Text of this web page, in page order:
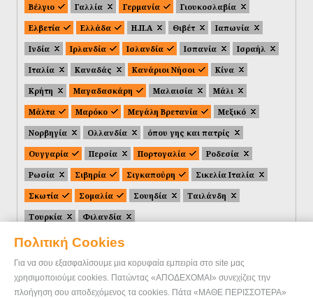
Πολιτική Cookies
Για να σου εξασφαλίσουμε μια κορυφαία εμπειρία στο site μας
χρησιμοποιούμε cookies. Πατώντας «ΑΠΟΔΕΧΟΜΑΙ» συνεχίζεις την
πλοήγηση σου αποδεχόμενος τα cookies. Πάτα «ΜΑΘΕ ΠΕΡΙΣΣΟΤΕΡΑ»
Βέλγιο
Γαλλία Γερμανία
Γιουκοσλαβία
Ελβετία
Ελλάδα Η.Π.Α Θιβέτ
Ιαπωνία
Ινδία
Ιρλανδία Ισλανδία Ισπανία
Ισραήλ
Ιταλία
Καναδάς Κανάριοι Νήσοι
Κίνα
Κρήτη
Μαγαδασκάρη Μαλαισία
Μάλι
Μάλτα
Μαρόκο Μεγάλη Βρετανία
Μεξικό
Νορβηγία
Ολλανδία
όπου γης και πατρίς
Ουγγαρία
Περσία Πορτογαλία
Ροδεσία
Ρωσία
Σιβηρία Σιγκαπούρη
Σικελία Ιταλία
Σκωτία
Σομαλία Σουηδία
Ταιλάνδη
Τουρκία
Φιλανδία